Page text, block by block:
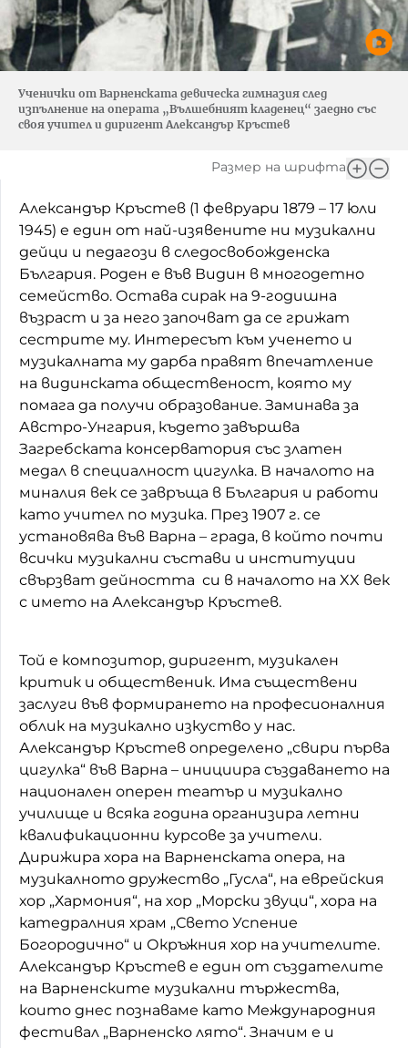
Ученички от Варненската девическа гимназия след
изпълнение на операта „Вълшебният кладенец“ заедно със
своя учител и диригент Александър Кръстев
Размер на шрифта
Александър Кръстев (1 февруари 1879 – 17 юли
1945) е един от най-изявените ни музикални
дейци и педагози в следосвобожденска
България. Роден е във Видин в многодетно
семейство. Остава сирак на 9-годишна
възраст и за него започват да се грижат
сестрите му. Интересът към ученето и
музикалната му дарба правят впечатление
на видинската общественост, която му
помага да получи образование. Заминава за
Австро-Унгария, където завършва
Загребската консерватория със златен
медал в специалност цигулка. В началото на
миналия век се завръща в България и работи
като учител по музика. През 1907 г. се
установява във Варна – града, в който почти
всички музикални състави и институции
свързват дейността си в началото на XX век
с името на Александър Кръстев.
Той е композитор, диригент, музикален
критик и общественик. Има съществени
заслуги във формирането на професионалния
облик на музикално изкуство у нас.
Александър Кръстев определено „свири първа
цигулка“ във Варна – инициира създаването на
национален оперен театър и музикално
училище и всяка година организира летни
квалификационни курсове за учители.
Дирижира хора на Варненската опера, на
музикалното дружество „Гусла“, на еврейския
хор „Хармония“, на хор „Морски звуци“, хора на
катедралния храм „Свето Успение
Богородично“ и Окръжния хор на учителите.
Александър Кръстев е един от създателите
на Варненските музикални тържества,
които днес познаваме като Международния
фестивал „Варненско лято“. Значим е и